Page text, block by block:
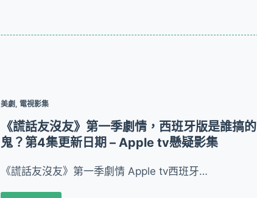
美劇 , 電視影集
《謊話友沒友》第一季劇情，西班牙版是誰搞的
鬼？第4集更新日期 – Apple tv懸疑影集
《謊話友沒友》第一季劇情 Apple tv西班牙…